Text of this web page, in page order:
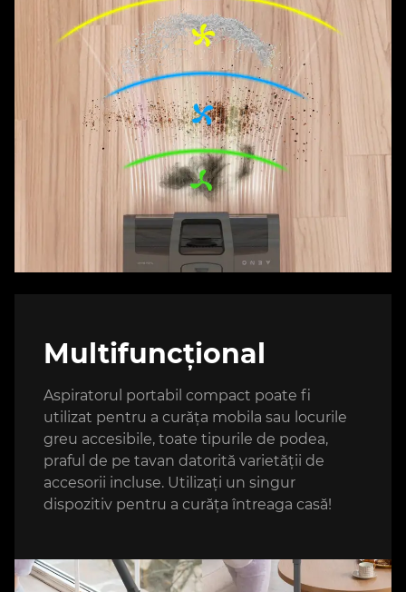
Multifuncțional
Aspiratorul portabil compact poate fi
utilizat pentru a curăța mobila sau locurile
greu accesibile, toate tipurile de podea,
praful de pe tavan datorită varietății de
accesorii incluse. Utilizați un singur
dispozitiv pentru a curăța întreaga casă!